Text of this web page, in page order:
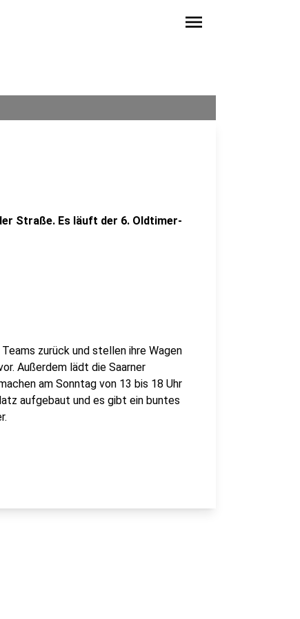
menu
Straße. Es läuft der 6. Oldtimer-
zurück und stellen ihre Wagen
Außerdem lädt die Saarner
am Sonntag von 13 bis 18 Uhr
aufgebaut und es gibt ein buntes